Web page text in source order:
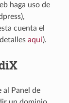
haga uso de
cuenta el
aquí).
al Panel de